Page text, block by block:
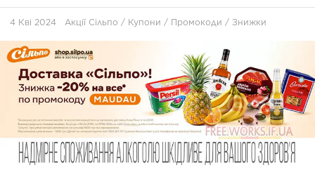
4 Кві 2024 Акції Сільпо / Купони / Промокоди / Знижки